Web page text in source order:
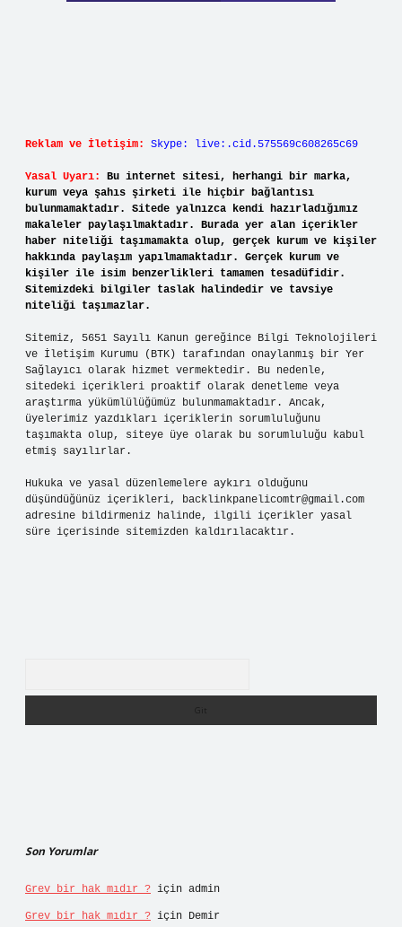
Reklam ve İletişim: Skype: live:.cid.575569c608265c69
Yasal Uyarı:
Bu internet sitesi, herhangi bir marka,
kurum veya şahıs şirketi ile hiçbir bağlantısı
bulunmamaktadır. Sitede yalnızca kendi hazırladığımız
makaleler paylaşılmaktadır. Burada yer alan içerikler
haber niteliği taşımamakta olup, gerçek kurum ve kişiler
hakkında paylaşım yapılmamaktadır. Gerçek kurum ve
kişiler ile isim benzerlikleri tamamen tesadüfidir.
Sitemizdeki bilgiler taslak halindedir ve tavsiye
niteliği taşımazlar.
Sitemiz, 5651 Sayılı Kanun gereğince Bilgi Teknolojileri
ve İletişim Kurumu (BTK) tarafından onaylanmış bir Yer
Sağlayıcı olarak hizmet vermektedir. Bu nedenle,
sitedeki içerikleri proaktif olarak denetleme veya
araştırma yükümlülüğümüz bulunmamaktadır. Ancak,
üyelerimiz yazdıkları içeriklerin sorumluluğunu
taşımakta olup, siteye üye olarak bu sorumluluğu kabul
etmiş sayılırlar.
Hukuka ve yasal düzenlemelere aykırı olduğunu
düşündüğünüz içerikleri, backlinkpanelicomtr@gmail.com
adresine bildirmeniz halinde, ilgili içerikler yasal
süre içerisinde sitemizden kaldırılacaktır.
Son Yorumlar
Grev bir hak mıdır ? için admin
Grev bir hak mıdır ? için Demir